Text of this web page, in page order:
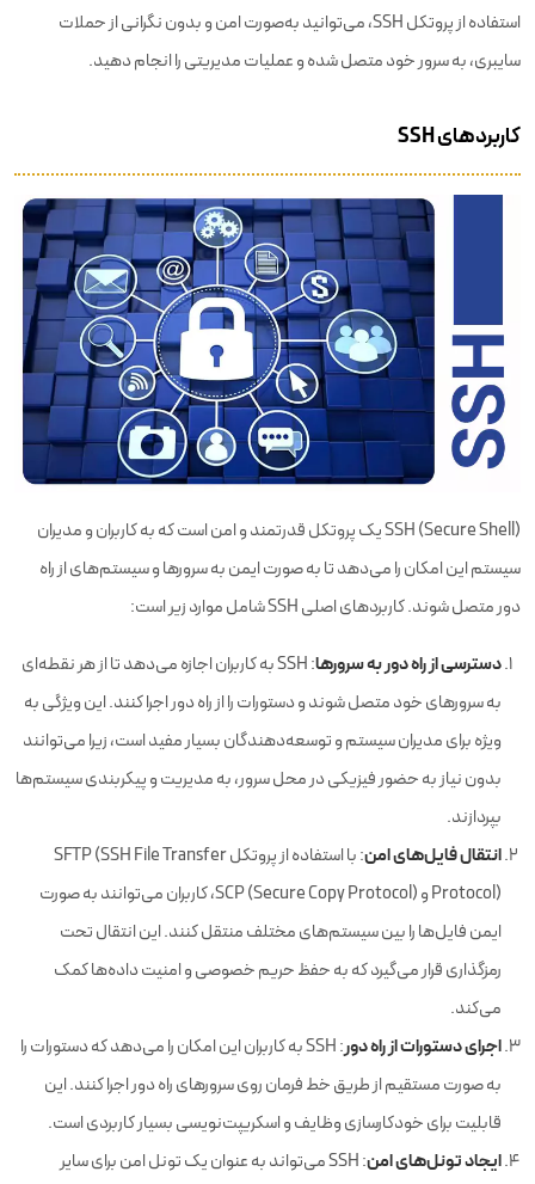
استفاده از پروتکل SSH، می‌توانید به‌صورت امن و بدون نگرانی از حملات
سایبری، به سرور خود متصل شده و عملیات مدیریتی را انجام دهید.
کاربردهای SSH
SSH (Secure Shell) یک پروتکل قدرتمند و امن است که به کاربران و مدیران
سیستم این امکان را می‌دهد تا به صورت ایمن به سرورها و سیستم‌های از راه
دور متصل شوند. کاربردهای اصلی SSH شامل موارد زیر است:
دسترسی از راه دور به سرورها
: SSH به کاربران اجازه می‌دهد تا از هر نقطه‌ای
به سرورهای خود متصل شوند و دستورات را از راه دور اجرا کنند. این ویژگی به
ویژه برای مدیران سیستم و توسعه‌دهندگان بسیار مفید است، زیرا می‌توانند
بدون نیاز به حضور فیزیکی در محل سرور، به مدیریت و پیکربندی سیستم‌ها
بپردازند.
انتقال فایل‌های امن
: با استفاده از پروتکل SFTP (SSH File Transfer
Protocol) و SCP (Secure Copy Protocol)، کاربران می‌توانند به صورت
ایمن فایل‌ها را بین سیستم‌های مختلف منتقل کنند. این انتقال تحت
رمزگذاری قرار می‌گیرد که به حفظ حریم خصوصی و امنیت داده‌ها کمک
می‌کند.
اجرای دستورات از راه دور
: SSH به کاربران این امکان را می‌دهد که دستورات را
به صورت مستقیم از طریق خط فرمان روی سرورهای راه دور اجرا کنند. این
قابلیت برای خودکارسازی وظایف و اسکریپت‌نویسی بسیار کاربردی است.
ایجاد تونل‌های امن
: SSH می‌تواند به عنوان یک تونل امن برای سایر